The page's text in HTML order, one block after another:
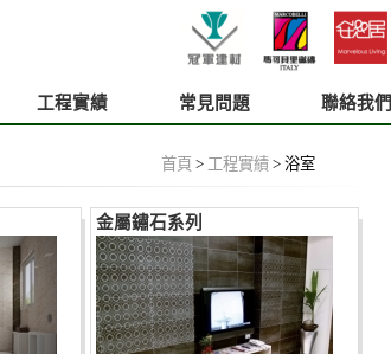
工程實績 常見問題 聯絡我們
首頁 > 工程實績 > 浴室
金屬鏽石系列